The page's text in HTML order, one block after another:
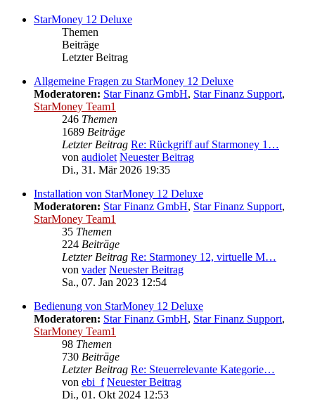
StarMoney 12 Deluxe
Themen
Beiträge
Letzter Beitrag
Allgemeine Fragen zu StarMoney 12 Deluxe
Moderatoren: Star Finanz GmbH, Star Finanz Support,
StarMoney Team1
246 Themen
1689 Beiträge
Letzter Beitrag Re: Rückgriff auf Starmoney 1…
von audiolet Neuester Beitrag
Di., 31. Mär 2026 19:35
Installation von StarMoney 12 Deluxe
Moderatoren: Star Finanz GmbH, Star Finanz Support,
StarMoney Team1
35 Themen
224 Beiträge
Letzter Beitrag Re: Starmoney 12, virtuelle M…
von vader Neuester Beitrag
Sa., 07. Jan 2023 12:54
Bedienung von StarMoney 12 Deluxe
Moderatoren: Star Finanz GmbH, Star Finanz Support,
StarMoney Team1
98 Themen
730 Beiträge
Letzter Beitrag Re: Steuerrelevante Kategorie…
von ebi_f Neuester Beitrag
Di., 01. Okt 2024 12:53